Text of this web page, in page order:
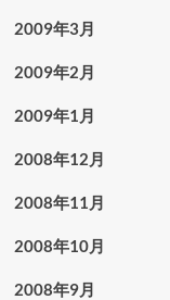
2009年3月
2009年2月
2009年1月
2008年12月
2008年11月
2008年10月
2008年9月